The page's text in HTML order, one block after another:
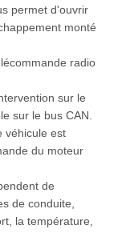
permet d'ouvrir
monté
radio
sur le
sur le bus CAN.
véhicule est
du moteur
de
de conduite,
la température,